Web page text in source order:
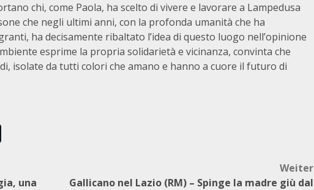
chi, come Paola, ha scelto di vivere e lavorare a Lampedusa
che negli ultimi anni, con la profonda umanità che ha
ha decisamente ribaltato l’idea di questo luogo nell’opinione
esprime la propria solidarietà e vicinanza, convinta che
isolate da tutti colori che amano e hanno a cuore il futuro di
una
Weiter
Gallicano nel Lazio (RM) – Spinge la madre giù dal